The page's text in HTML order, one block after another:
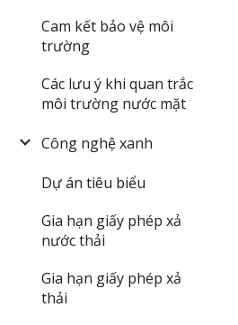
Cam kết bảo vệ môi
trường
Các lưu ý khi quan trắc
môi trường nước mặt
Công nghệ xanh
Dự án tiêu biểu
Gia hạn giấy phép xả
nước thải
Gia hạn giấy phép xả
thải